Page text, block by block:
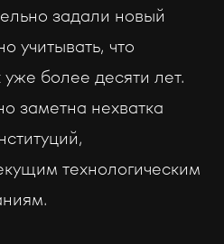
задали новый
учитывать, что
более десяти лет.
заметна нехватка
технологическим